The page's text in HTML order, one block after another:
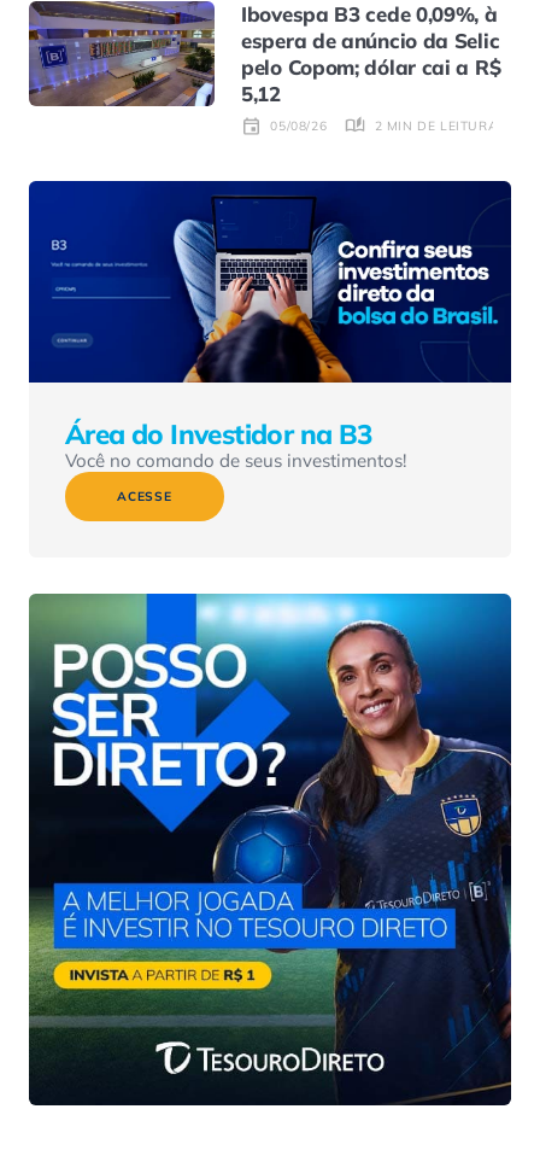
Ibovespa B3 cede 0,09%, à
espera de anúncio da Selic
pelo Copom; dólar cai a R$
5,12
05/08/26 2 MIN DE LEITURA
Área do Investidor na B3
Você no comando de seus investimentos!
ACESSE